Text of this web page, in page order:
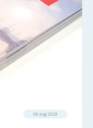
06 aug 2026